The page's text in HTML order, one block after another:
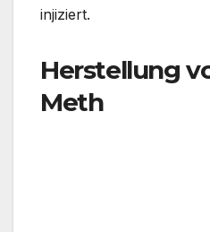
injiziert.
Herstellung
Meth